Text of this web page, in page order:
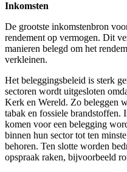
Inkomsten
De grootste inkomstenbron
rendement op vermogen. Dit
manieren belegd om het
verkleinen.
Het beleggingsbeleid is sterk
sectoren wordt uitgesloten
Kerk en Wereld. Zo beleggen
tabak en fossiele brandstoffen.
komen voor een belegging
binnen hun sector tot ten
behoren. Ten slotte worden
opspraak raken, bijvoorbeeld